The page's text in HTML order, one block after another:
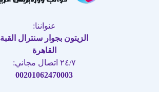
عنواننا:
الزيتون بجوار سنترال القبة
القاهرة
٢٤/٧ اتصال مجاني:
00201062470003